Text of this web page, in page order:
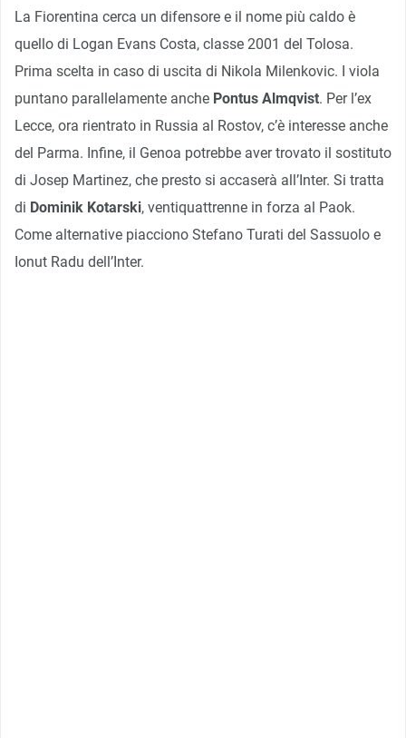
La Fiorentina cerca un difensore e il nome più caldo è
quello di Logan Evans Costa, classe 2001 del Tolosa.
Prima scelta in caso di uscita di Nikola Milenkovic. I viola
puntano parallelamente anche Pontus Almqvist. Per l’ex
Lecce, ora rientrato in Russia al Rostov, c’è interesse anche
del Parma. Infine, il Genoa potrebbe aver trovato il sostituto
di Josep Martinez, che presto si accaserà all’Inter. Si tratta
di Dominik Kotarski, ventiquattrenne in forza al Paok.
Come alternative piacciono Stefano Turati del Sassuolo e
Ionut Radu dell’Inter.